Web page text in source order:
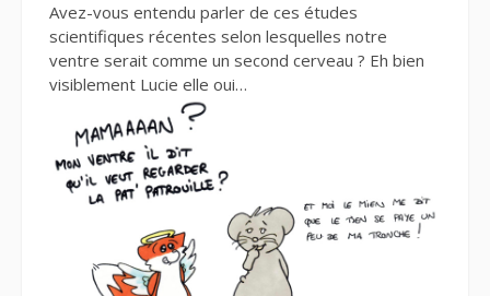
Avez-vous entendu parler de ces études
scientifiques récentes selon lesquelles notre
ventre serait comme un second cerveau ? Eh bien
visiblement Lucie elle oui…